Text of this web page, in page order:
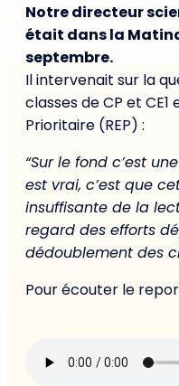
Notre directeur
était dans la
septembre.
Il intervenait sur la
classes de CP et CE1
Prioritaire (REP) :
“Sur le fond c’est
est vrai, c’est que
insuffisante de la
regard des efforts
dédoublement des
Pour écouter le